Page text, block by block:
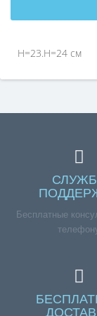
H=23.H=24 см
Бесплатные